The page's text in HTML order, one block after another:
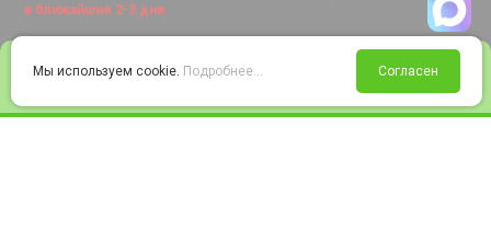
Войти Избранное Корзина
в ближайшие 2-3 дня.
Мы используем cookie. Подробнее... Согласен